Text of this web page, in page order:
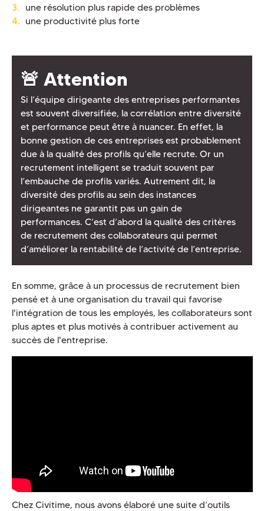
une résolution plus rapide des problèmes
une productivité plus forte
🚨 Attention
Si l’équipe dirigeante des entreprises performantes
est souvent diversifiée, la corrélation entre diversité
et performance peut être à nuancer. En effet, la
bonne gestion de ces entreprises est probablement
due à la qualité des profils qu’elle recrute. Or un
recrutement intelligent se traduit souvent par
l’embauche de profils variés. Autrement dit, la
diversité des profils au sein des instances
dirigeantes ne garantit pas un gain de
performances. C’est d’abord la qualité des critères
de recrutement des collaborateurs qui permet
d’améliorer la rentabilité de l’activité de l’entreprise.
En somme, grâce à un processus de recrutement bien
pensé et à une organisation du travail qui favorise
l'intégration de tous les employés, les collaborateurs sont
plus aptes et plus motivés à contribuer activement au
succès de l'entreprise.
Chez Civitime, nous avons élaboré une suite d’outils